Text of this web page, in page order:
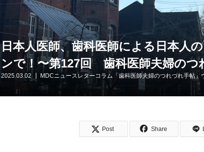
日本人医師、歯科医師による日本人
ンで！〜第127回 歯科医師夫婦のつ
2025.03.02 MDCニュースレターコラム「歯科医師夫婦のつれづれ手帖」
Post Share